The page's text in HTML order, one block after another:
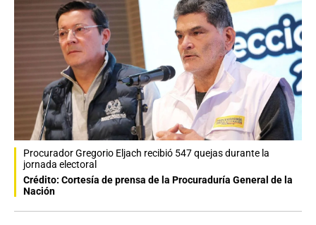
Procurador Gregorio Eljach recibió 547 quejas durante la
jornada electoral
Crédito: Cortesía de prensa de la Procuraduría General de la
Nación